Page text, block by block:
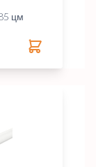
цм